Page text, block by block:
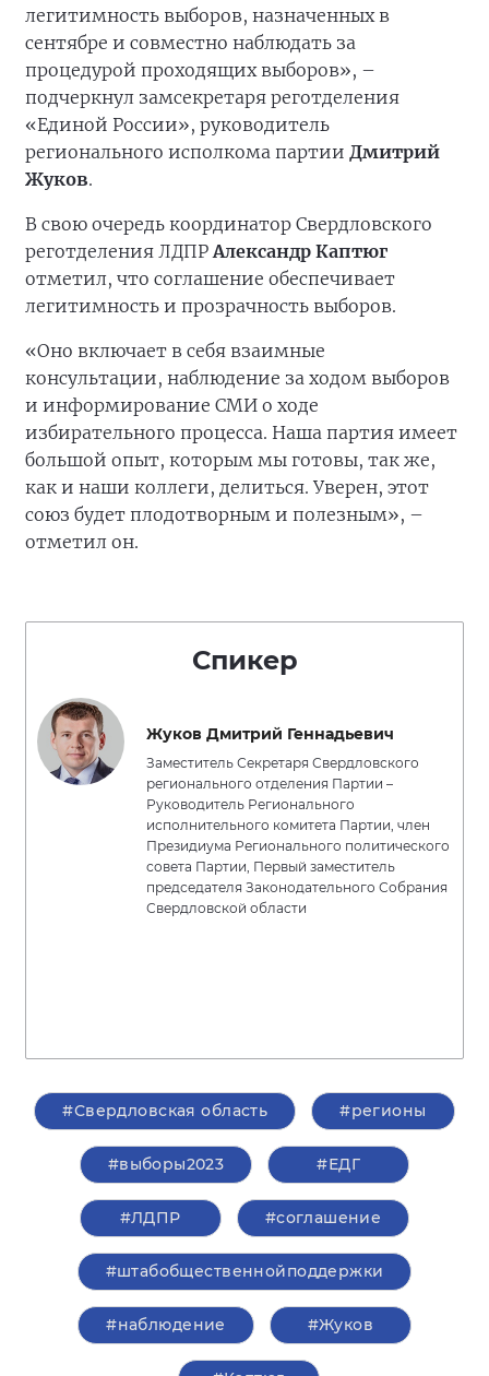
легитимность выборов, назначенных в
сентябре и совместно наблюдать за
процедурой проходящих выборов», –
подчеркнул замсекретаря реготделения
«Единой России», руководитель
регионального исполкома партии Дмитрий
Жуков.
В свою очередь координатор Свердловского
реготделения ЛДПРАлександр Каптюг
отметил, что соглашение обеспечивает
легитимность и прозрачность выборов.
«Оно включает в себя взаимные
консультации, наблюдение за ходом выборов
и информирование СМИ о ходе
избирательного процесса. Наша партия имеет
большой опыт, которым мы готовы, так же,
как и наши коллеги, делиться. Уверен, этот
союз будет плодотворным и полезным», –
отметил он.
Спикер
Жуков Дмитрий Геннадьевич
Заместитель Секретаря Свердловского
регионального отделения Партии –
Руководитель Регионального
исполнительного комитета Партии, член
Президиума Регионального политического
совета Партии, Первый заместитель
председателя Законодательного Собрания
Свердловской области
#Свердловская область #регионы
#выборы2023 #ЕДГ
#ЛДПР #соглашение
#штабобщественнойподдержки
#наблюдение #Жуков